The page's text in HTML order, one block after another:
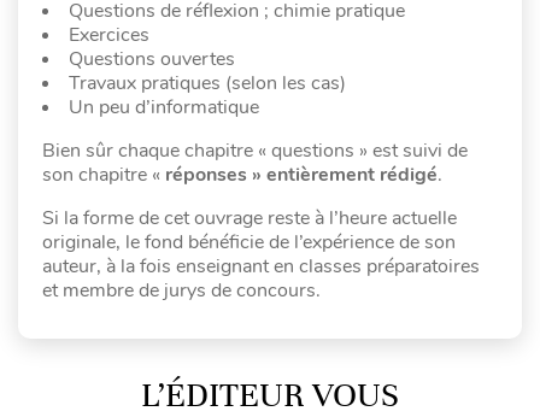
Questions de réflexion ; chimie pratique
Exercices
Questions ouvertes
Travaux pratiques (selon les cas)
Un peu d’informatique
Bien sûr chaque chapitre « questions » est suivi de
son chapitre « réponses » entièrement rédigé.
Si la forme de cet ouvrage reste à l’heure actuelle
originale, le fond bénéficie de l’expérience de son
auteur, à la fois enseignant en classes préparatoires
et membre de jurys de concours.
L’ÉDITEUR VOUS